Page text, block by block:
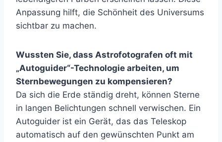
Anpassung hilft, die Schönheit des Universums
sichtbar zu machen.
Wussten Sie, dass Astrofotografen oft mit
„Autoguider“-Technologie arbeiten, um
Sternbewegungen zu kompensieren?
Da sich die Erde ständig dreht, können Sterne
in langen Belichtungen schnell verwischen. Ein
Autoguider ist ein Gerät, das das Teleskop
automatisch auf den gewünschten Punkt am